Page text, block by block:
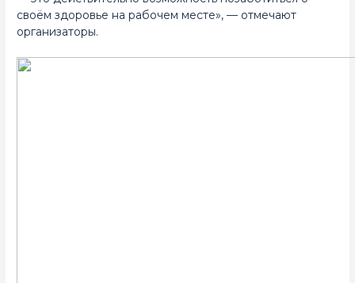
своём здоровье на рабочем месте», — отмечают
организаторы.